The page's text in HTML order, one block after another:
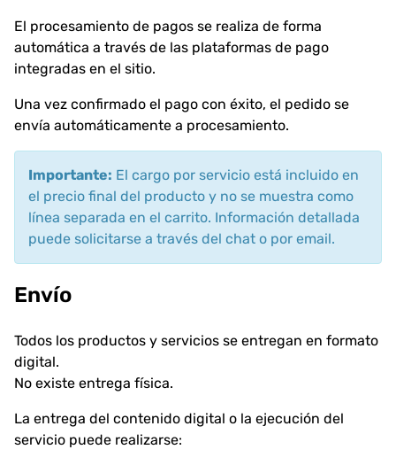
El procesamiento de pagos se realiza de forma
automática a través de las plataformas de pago
integradas en el sitio.
Una vez confirmado el pago con éxito, el pedido se
envía automáticamente a procesamiento.
Importante: El cargo por servicio está incluido en
el precio final del producto y no se muestra como
línea separada en el carrito. Información detallada
puede solicitarse a través del chat o por email.
Envío
Todos los productos y servicios se entregan en formato
digital.
No existe entrega física.
La entrega del contenido digital o la ejecución del
servicio puede realizarse: